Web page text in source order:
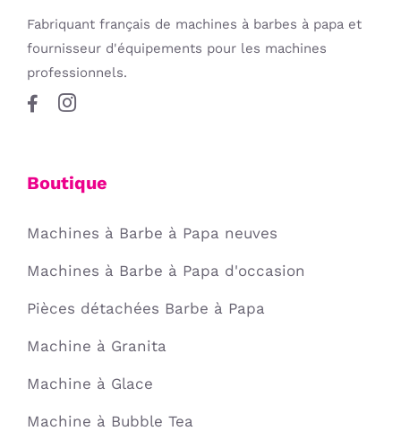
Fabriquant français de machines à barbes à papa et
fournisseur d'équipements pour les machines
professionnels.
Boutique
Machines à Barbe à Papa neuves
Machines à Barbe à Papa d'occasion
Pièces détachées Barbe à Papa
Machine à Granita
Machine à Glace
Machine à Bubble Tea